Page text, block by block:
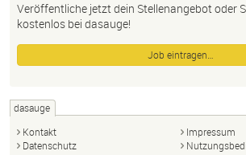
Veröffentliche jetzt dein Stellenangebot oder
kostenlos bei dasauge!
Job eintragen…
dasauge
Kontakt
Impressum
Datenschutz